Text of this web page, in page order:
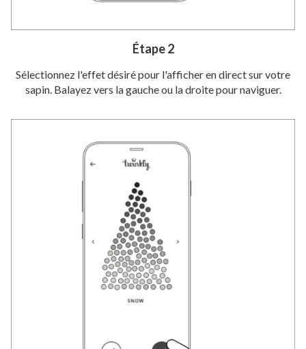
Étape 2
Sélectionnez l'effet désiré pour l'afficher en direct sur votre
sapin. Balayez vers la gauche ou la droite pour naviguer.